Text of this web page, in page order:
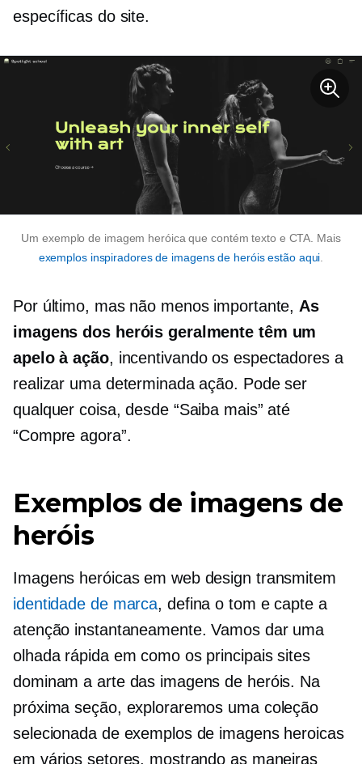
específicas do site.
Um exemplo de imagem heróica que contém texto e CTA. Mais
exemplos inspiradores de imagens de heróis estão aqui.
Por último, mas não menos importante, As
imagens dos heróis geralmente têm um
apelo à ação, incentivando os espectadores a
realizar uma determinada ação. Pode ser
qualquer coisa, desde “Saiba mais” até
“Compre agora”.
Exemplos de imagens de
heróis
Imagens heróicas em web design transmitem
identidade de marca, defina o tom e capte a
atenção instantaneamente. Vamos dar uma
olhada rápida em como os principais sites
dominam a arte das imagens de heróis. Na
próxima seção, exploraremos uma coleção
selecionada de exemplos de imagens heroicas
em vários setores, mostrando as maneiras